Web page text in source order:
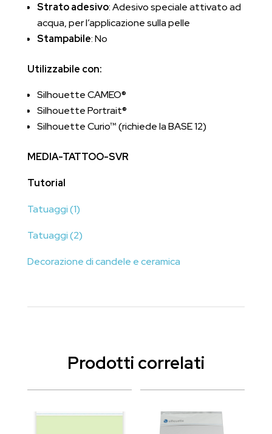
Strato adesivo: Adesivo speciale attivato ad
acqua, per l’applicazione sulla pelle
Stampabile: No
Utilizzabile con:
Silhouette CAMEO®
Silhouette Portrait®
Silhouette Curio™ (richiede la BASE 12)
MEDIA-TATTOO-SVR
Tutorial
Tatuaggi (1)
Tatuaggi (2)
Decorazione di candele e ceramica
Prodotti correlati